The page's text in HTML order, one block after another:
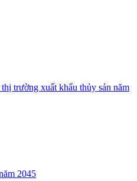
trường xuất khẩu thủy sản năm
2045